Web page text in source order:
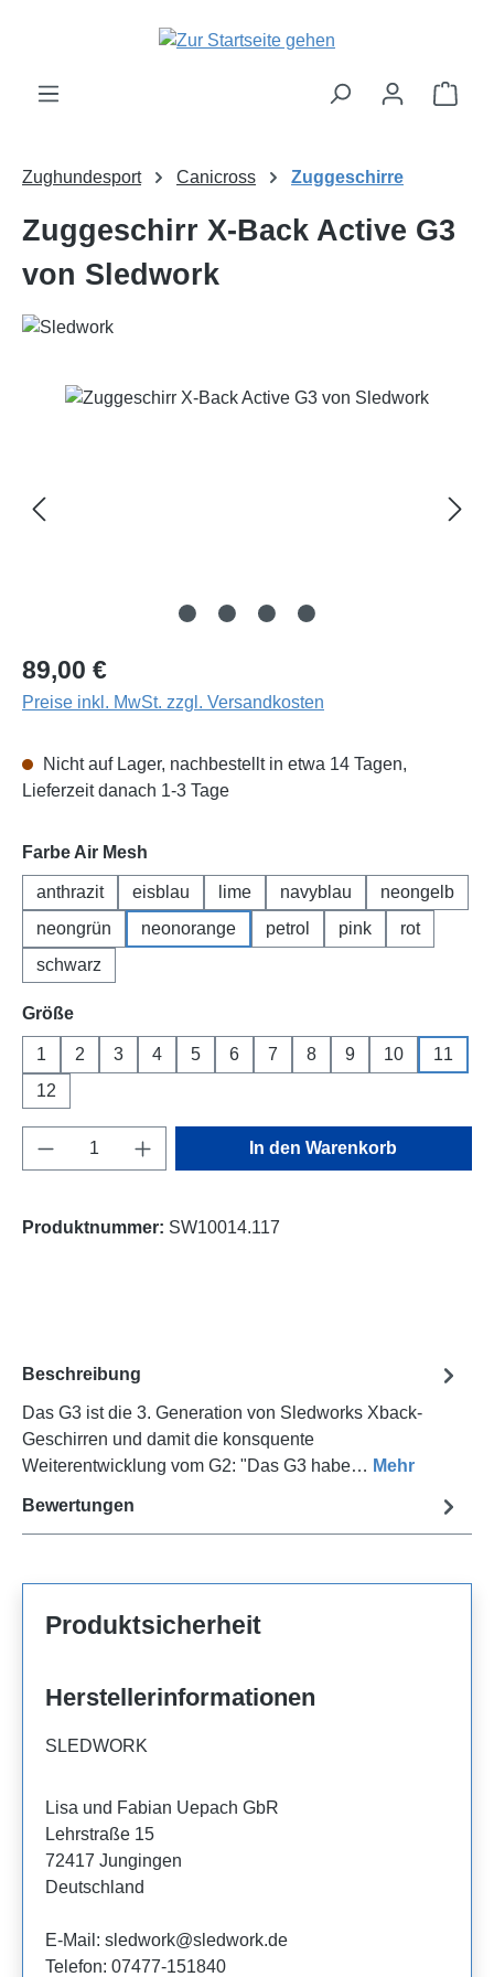
Zum Hauptinhalt springen
Zughundesport Canicross Zuggeschirre
Zuggeschirr X-Back Active G3
von Sledwork
Bildergalerie überspringen
Regulärer Preis:
89,00 €
Preise inkl. MwSt. zzgl. Versandkosten
Nicht auf Lager, nachbestellt in etwa 14 Tagen,
Lieferzeit danach 1-3 Tage
Farbe Air Mesh
anthrazit eisblau lime navyblau
neongelb
neongrün
neonorange petrol pink
rot
schwarz
Größeauswählen
1 2 3 4 5 6 7 8 9 10
11
12
Produkt Anzahl: Gib den gewünschten
In den Warenkorb
Produktnummer: SW10014.117
Beschreibung
Das G3 ist die 3. Generation von Sledworks Xback-
Geschirren und damit die konsquente
Weiterentwicklung vom G2: "Das G3 habe… Mehr
Bewertungen
Produktsicherheit
Herstellerinformationen
SLEDWORK
Lisa und Fabian Uepach GbR
Lehrstraße 15
72417 Jungingen
Deutschland
E-Mail: sledwork@sledwork.de
Telefon: 07477-151840